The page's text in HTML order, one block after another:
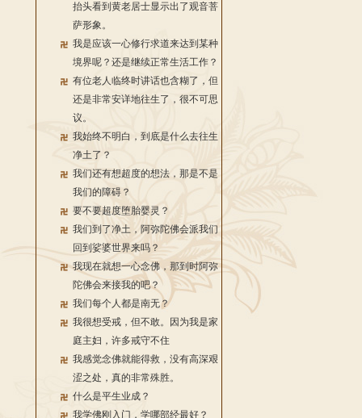
抬头看到黄老居士显示出了观音菩
萨形象。
我是应该一心修行求道来达到某种
境界呢？还是继续正常生活工作？
有位老人临终时讲话也含糊了，但
还是非常安详地往生了，很不可思
议。
我始终不明白，到底是什么去往生
净土了？
我们还有想超度的想法，那是不是
我们的障碍？
要不要超度堕胎婴灵？
我们到了净土，阿弥陀佛会派我们
回到娑婆世界来吗？
我现在就想一心念佛，那到时阿弥
陀佛会来接我的吧？
我们每个人都是南无？
我很想受戒，但不敢。因为我是家
庭主妇，许多戒守不住
我感觉念佛就能得救，没有高深艰
涩之处，真的非常殊胜。
什么是平生业成？
我学佛刚入门，学哪部经最好？